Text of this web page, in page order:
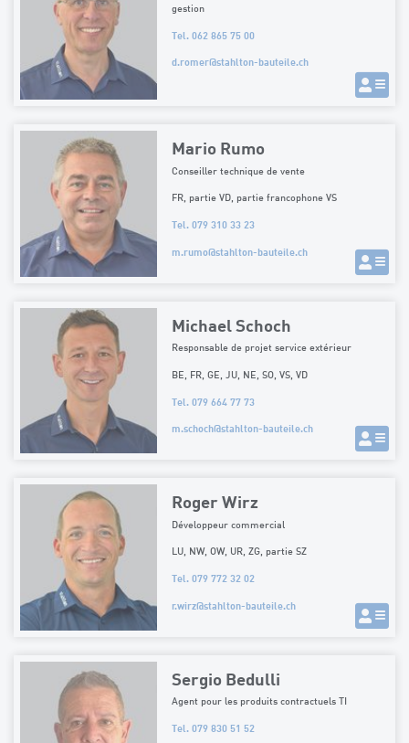
gestion
Tel. 062 865 75 00
d.romer@stahlton-bauteile.ch
Mario Rumo
Conseiller technique de vente
FR, partie VD, partie francophone VS
Tel. 079 310 33 23
m.rumo@stahlton-bauteile.ch
Michael Schoch
Responsable de projet service extérieur
BE, FR, GE, JU, NE, SO, VS, VD
Tel. 079 664 77 73
m.schoch@stahlton-bauteile.ch
Roger Wirz
Développeur commercial
LU, NW, OW, UR, ZG, partie SZ
Tel. 079 772 32 02
r.wirz@stahlton-bauteile.ch
Sergio Bedulli
Agent pour les produits contractuels TI
Tel. 079 830 51 52